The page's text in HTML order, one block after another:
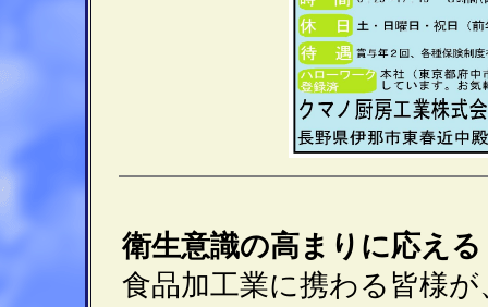
衛生意識の高まりに応える
食品加工業に携わる皆様